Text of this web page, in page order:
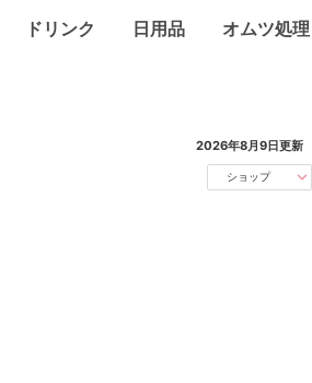
ドリンク 日用品 オムツ処理
2026年8月9日更新
ショップ